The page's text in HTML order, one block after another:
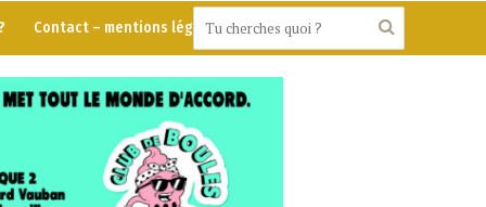
Contact – mentions légales